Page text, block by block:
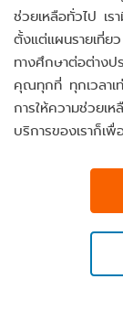
ช่วยเหลือทั่วไป เร
ตั้งแต่แผนรายเที่
ทางศึกษาต่อต่างป
คุณทุกที่ ทุกเวลาเท่
การให้ความช่วยเ
บริการของเราก็เ